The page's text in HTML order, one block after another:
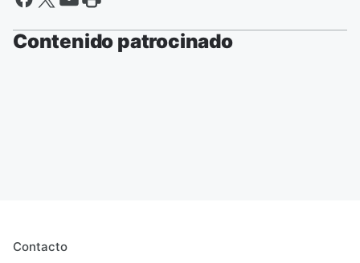
Contenido patrocinado
Contacto